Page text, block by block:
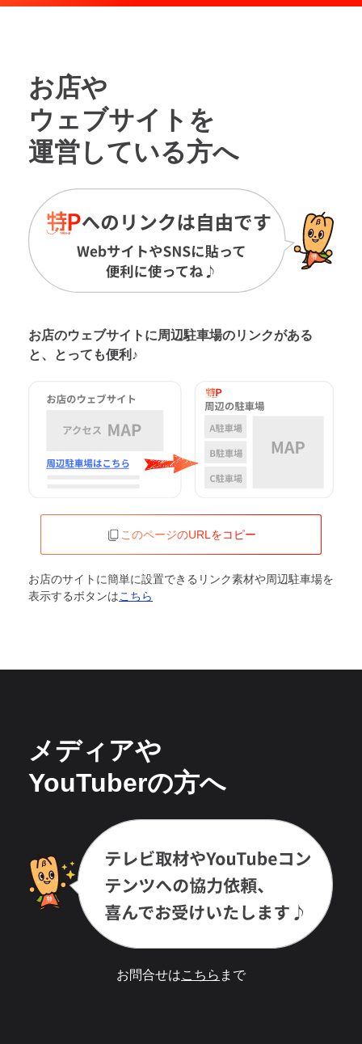
お店や
ウェブサイトを
運営している方へ
お店のウェブサイトに周辺駐車場のリンクがある
と、とっても便利♪
このページのURLをコピー
お店のサイトに簡単に設置できるリンク素材や周辺駐車場を
表示するボタンはこちら
メディアや
YouTuberの方へ
お問合せはこちら まで